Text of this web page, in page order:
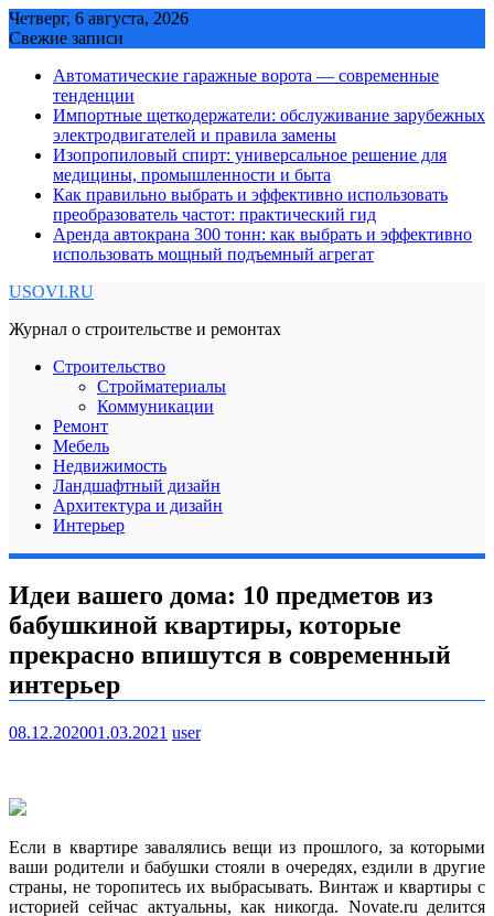
Skip
to
Четверг, 6 августа, 2026
Свежие записи
Автоматические гаражные ворота — современные
тенденции
Импортные щеткодержатели: обслуживание зарубежных
электродвигателей и правила замены
Изопропиловый спирт: универсальное решение для
медицины, промышленности и быта
Как правильно выбрать и эффективно использовать
преобразователь частот: практический гид
Аренда автокрана 300 тонн: как выбрать и эффективно
использовать мощный подъемный агрегат
USOVI.RU
Журнал о строительстве и ремонтах
Строительство
Стройматериалы
Коммуникации
Ремонт
Мебель
Недвижимость
Ландшафтный дизайн
Архитектура и дизайн
Интерьер
Идеи вашего дома: 10 предметов из
бабушкиной квартиры, которые
прекрасно впишутся в современный
интерьер
08.12.202001.03.2021 user
Если в квартире завалялись вещи из прошлого, за которыми
ваши родители и бабушки стояли в очередях, ездили в другие
страны, не торопитесь их выбрасывать. Винтаж и квартиры с
историей сейчас актуальны, как никогда. Novate.ru делится